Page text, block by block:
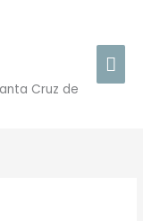
Cruz de